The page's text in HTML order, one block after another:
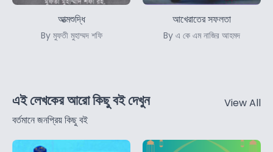
আত্মশুদ্ধি
By মুফতী মুহাম্মদ শফি
আখেরাতের সফলতা
By এ কে এম নাজির আহমদ
এই লেখকের আরো কিছু বই দেখুন
বর্তমানে জনপ্রিয় কিছু বই
View All